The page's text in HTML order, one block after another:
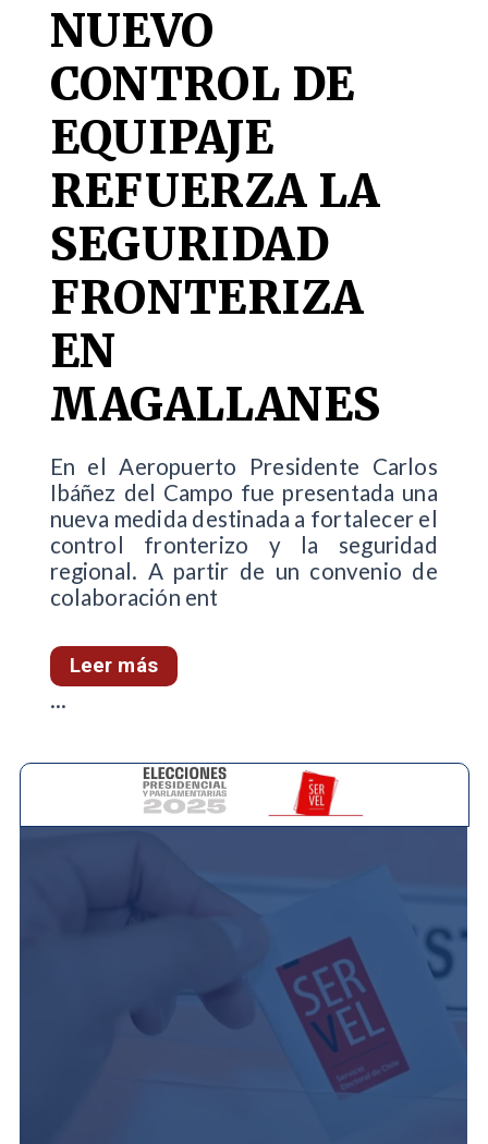
NUEVO
CONTROL DE
EQUIPAJE
REFUERZA LA
SEGURIDAD
FRONTERIZA
EN
MAGALLANES
En el Aeropuerto Presidente Carlos
Ibáñez del Campo fue presentada una
nueva medida destinada a fortalecer el
control fronterizo y la seguridad
regional. A partir de un convenio de
colaboración ent
Leer más
...